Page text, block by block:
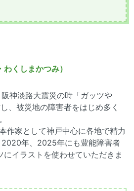
くしまかつみ）
神淡路大震災の時「ガッツや
、被災地の障害者をはじめ多く
作家として神戸中心に各地で精力
年、2025年にも豊能障害者
イラストを使わせていただきま